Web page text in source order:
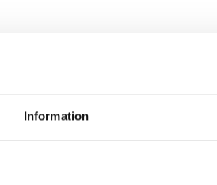
Information